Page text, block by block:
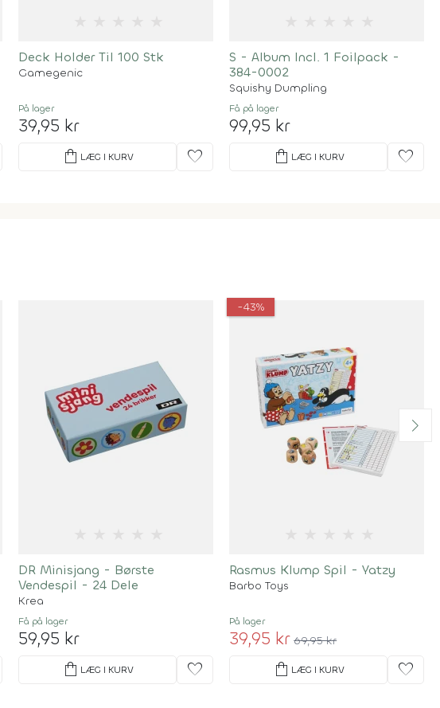
Deck Holder Til 100 Stk
Gamegenic
På lager
39,95 kr
shopping_bag LÆG I KURV favorite
S - Album Incl. 1 Foilpack -
384-0002
Squishy Dumpling
Få på lager
99,95 kr
shopping_bag LÆG I KURV favorite
DR Minisjang - Børste
Vendespil - 24 Dele
Krea
Få på lager
59,95 kr
shopping_bag LÆG I KURV favorite
-43%
Rasmus Klump Spil - Yatzy
Barbo Toys
På lager
39,95 kr 69,95 kr
shopping_bag LÆG I KURV favorite